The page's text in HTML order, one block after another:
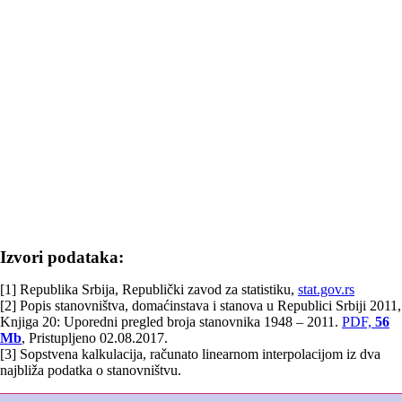
Izvori podataka:
[1] Republika Srbija, Republički zavod za statistiku, stat.gov.rs
[2] Popis stanovništva, domaćinstava i stanova u Republici Srbiji 2011,
Knjiga 20: Uporedni pregled broja stanovnika 1948 – 2011. PDF, 56
Mb, Pristupljeno 02.08.2017.
[3] Sopstvena kalkulacija, računato linearnom interpolacijom iz dva
najbliža podatka o stanovništvu.